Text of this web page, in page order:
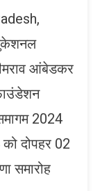
आंबेडकर
2024
दोपहर 02
समारोह